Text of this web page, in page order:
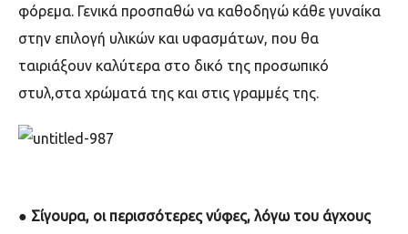
φόρεμα. Γενικά προσπαθώ να καθοδηγώ κάθε γυναίκα
στην επιλογή υλικών και υφασμάτων, που θα
ταιριάξουν καλύτερα στο δικό της προσωπικό
στυλ,στα χρώματά της και στις γραμμές της.
● Σίγουρα, οι περισσότερες νύφες, λόγω του άγχους